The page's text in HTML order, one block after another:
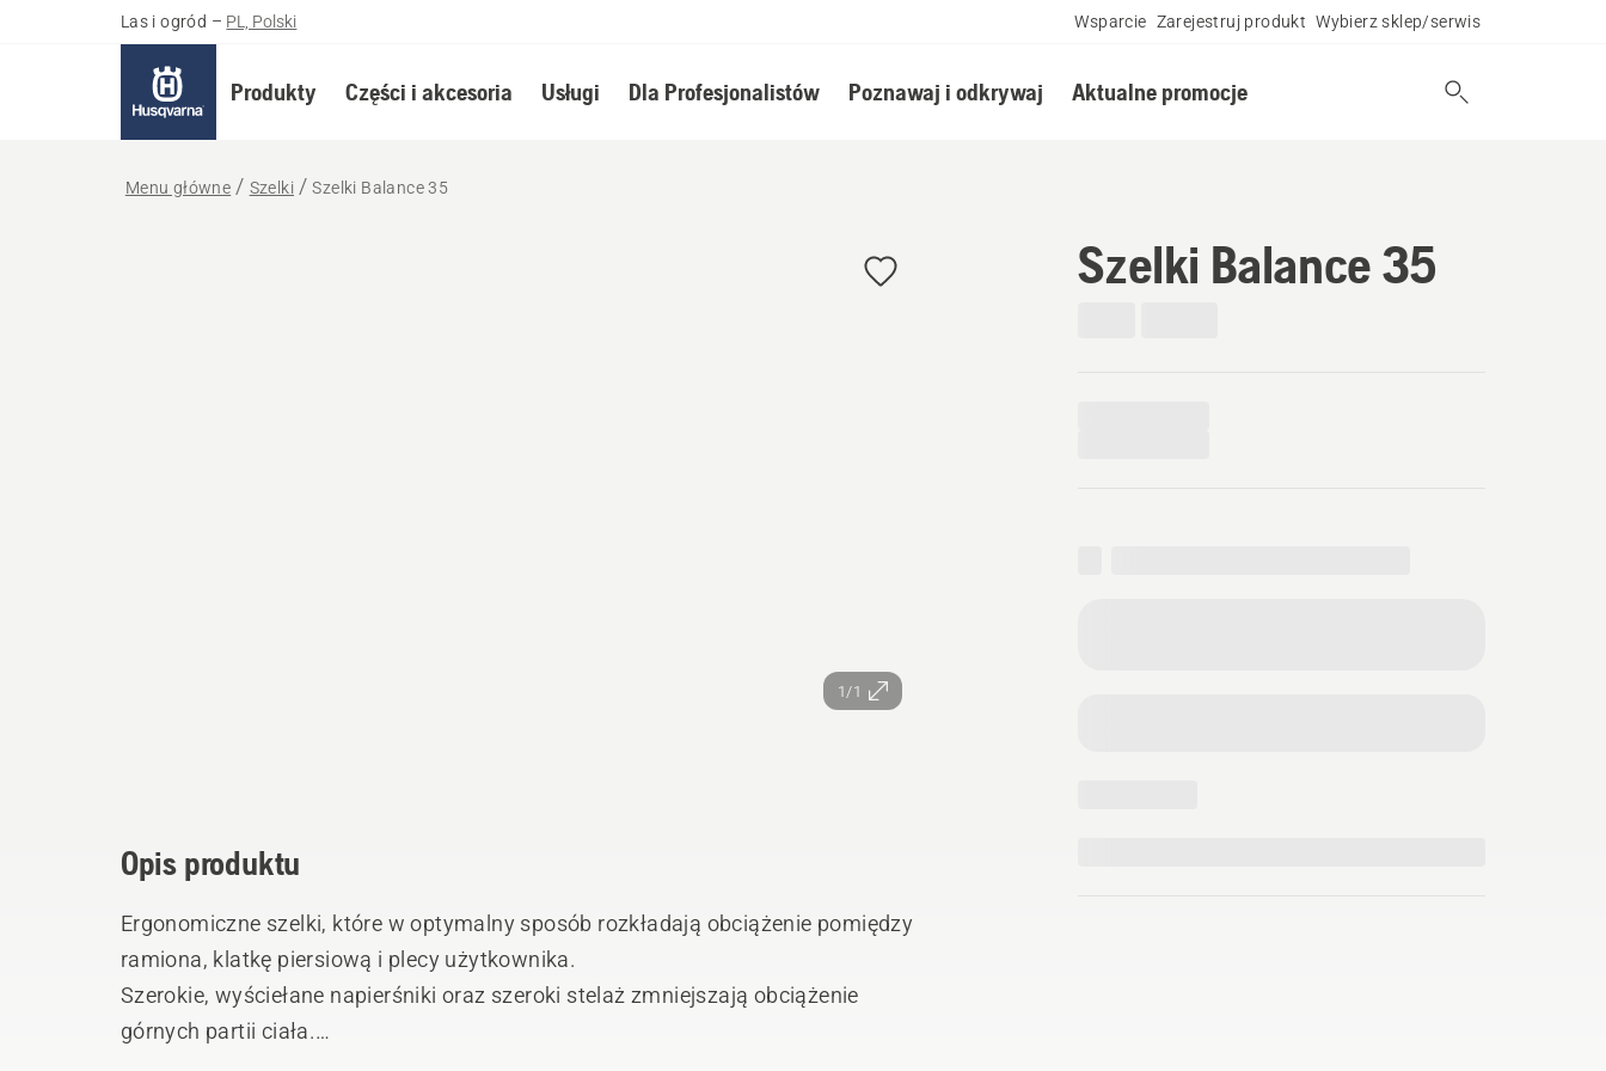
Las i ogród – PL, Polski Wsparcie Zarejestruj produkt Wybierz sklep/serwis
Produkty Części i akcesoria Usługi Dla Profesjonalistów Poznawaj i odkrywaj Aktualne promocje
Menu główne Szelki Szelki Balance 35
1/1
Szelki Balance 35
Opis produktu
Ergonomiczne szelki, które w optymalny sposób rozkładają obciążenie pomiędzy
ramiona, klatkę piersiową i plecy użytkownika.
Szerokie, wyściełane napierśniki oraz szeroki stelaż zmniejszają obciążenie
górnych partii ciała.